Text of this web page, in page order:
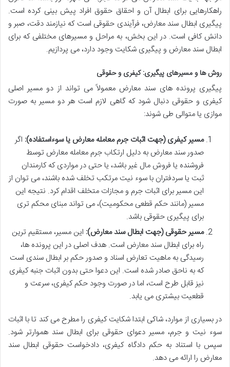
راهکارهایی برای ابطال آن و احقاق حقوق افراد پیش بینی کرده است.
پیگیری ابطال سند معارض، فرآیندی حقوقی است که نیازمند دقت، صبر و
دانش کافی است. در این بخش، به مراحل و مسیرهای مختلفی که برای
ابطال سند معارض و پیگیری شکایت وجود دارد، می پردازیم.
روش ها و مسیرهای پیگیری: کیفری و حقوقی
پیگیری پرونده های سند معارض معمولاً می تواند از دو مسیر اصلی
کیفری و حقوقی دنبال شود که گاهی لازم است هر دو مسیر به صورت
موازی یا متوالی طی شوند:
مسیر کیفری (جهت اثبات جرم معامله معارض یا سوءاستفاده): اگر
صدور سند معارض به دلیل ارتکاب جرم معامله معارض توسط
فروشنده یا فروش مال غیر باشد، یا حتی در مواردی که کارمندان
ثبت یا سردفتران با سوء نیت مرتکب تخلف شده باشند، می توان از
این مسیر برای اثبات جرم و مجازات متخلف اقدام کرد. نتیجه این
مسیر (مانند حکم قطعی محکومیت)، می تواند مبنای محکم تری
برای پیگیری حقوقی باشد.
مسیر حقوقی (جهت ابطال سند معارض): این مسیر، مستقیم ترین
راه برای ابطال سند معارض است. هدف اصلی در این پرونده ها،
رسیدگی به ماهیت تعارض اسناد و صدور حکم بر ابطال سندی است
که به ناحق صادر شده است. این دعوا حتی بدون اثبات جنبه کیفری
نیز قابل طرح است، اما در صورت وجود حکم کیفری، سرعت و
قطعیت بیشتری می یابد.
در بسیاری از موارد، شاکی ابتدا شکایت کیفری را مطرح می کند تا با اثبات
سوء نیت و جرم، مسیر دعوای حقوقی برای ابطال سند هموارتر شود.
سپس با استناد به حکم دادگاه کیفری، دادخواست حقوقی ابطال سند
معارض را ارائه می دهد.